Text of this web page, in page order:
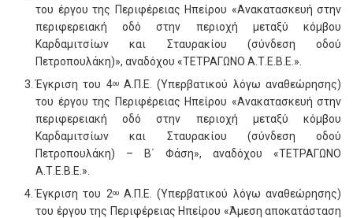
του έργου της Περιφέρειας Ηπείρου «Ανακατασκευή στην
περιφερειακή οδό στην περιοχή μεταξύ κόμβου
Καρδαμιτσίων και Σταυρακίου (σύνδεση οδού
Πετροπουλάκη)», αναδόχου «ΤΕΤΡΑΓΩΝΟ Α.Τ.Ε.Β.Ε.».
Έγκριση του 4ουΑ.Π.Ε. (Υπερβατικού λόγω αναθεώρησης)
του έργου της Περιφέρειας Ηπείρου «Ανακατασκευή στην
περιφερειακή οδό στην περιοχή μεταξύ κόμβου
Καρδαμιτσίων και Σταυρακίου (σύνδεση οδού
Πετροπουλάκη) – Β΄ Φάση», αναδόχου «ΤΕΤΡΑΓΩΝΟ
Α.Τ.Ε.Β.Ε.».
Έγκριση του 2ουΑ.Π.Ε. (Υπερβατικού λόγω αναθεώρησης)
του έργου της Περιφέρειας Ηπείρου «Άμεση αποκατάσταση